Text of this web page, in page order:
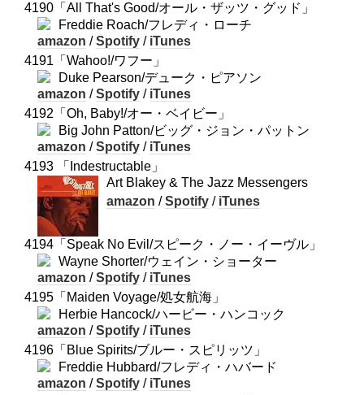
4190「All That's Good/オール・ザッツ・グッド」
Freddie Roach/フレディ・ローチ
amazon /Spotify / iTunes
4191「Wahoo!/ワフー」
Duke Pearson/デューク・ピアソン
amazon /Spotify / iTunes
4192「Oh, Baby!/オー・ベイビー」
Big John Patton/ビッグ・ジョン・パットン
amazon /Spotify / iTunes
4193 「Indestructable」
Art Blakey & The Jazz Messengers
amazon /Spotify / iTunes
4194「Speak No Evil/スピーク・ノー・イーヴル」
Wayne Shorter/ウェイン・ショーター
amazon /Spotify / iTunes
4195「Maiden Voyage/処女航海」
Herbie Hancock/ハービー・ハンコック
amazon /Spotify / iTunes
4196「Blue Spirits/ブルー・スピリッツ」
Freddie Hubbard/フレディ・ハバード
amazon /Spotify / iTunes